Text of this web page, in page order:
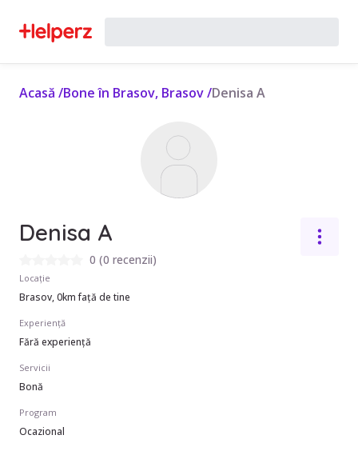
Acasă /Bone în Brasov, Brasov/Denisa A
Denisa A
0 (0 recenzii)
Locație
Brasov, 0km față de tine
Experiență
Fără experiență
Servicii
Bonă
Program
Ocazional